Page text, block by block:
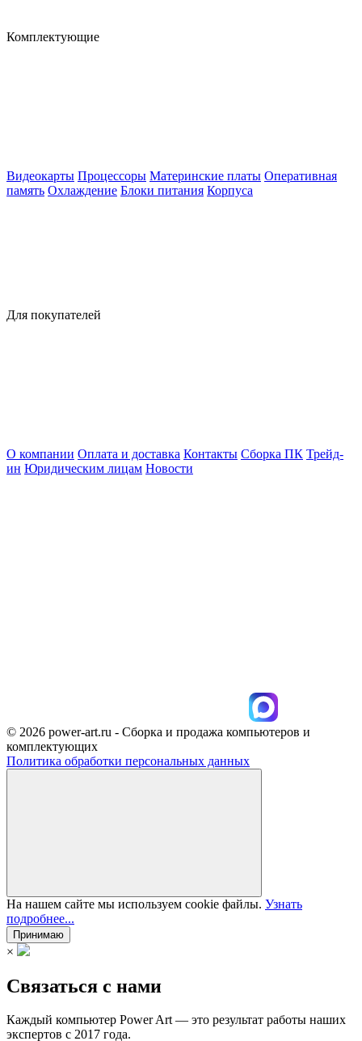
Комплектующие
Видеокарты Процессоры Материнские платы Оперативная
память Охлаждение Блоки питания Корпуса
Для покупателей
О компании Оплата и доставка Контакты Сборка ПК Трейд-
ин Юридическим лицам Новости
© 2026 power-art.ru - Сборка и продажа компьютеров и
комплектующих
Политика обработки персональных данных
На нашем сайте мы используем cookie файлы. Узнать
подробнее...
Принимаю
×
Связаться с нами
Каждый компьютер Power Art — это результат работы наших
экспертов с 2017 года.